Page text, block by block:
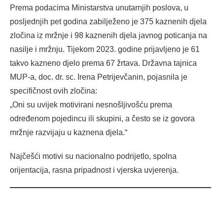
Prema podacima Ministarstva unutarnjih poslova, u
posljednjih pet godina zabilježeno je 375 kaznenih djela
zločina iz mržnje i 98 kaznenih djela javnog poticanja na
nasilje i mržnju. Tijekom 2023. godine prijavljeno je 61
takvo kazneno djelo prema 67 žrtava. Državna tajnica
MUP-a, doc. dr. sc. Irena Petrijevčanin, pojasnila je
specifičnost ovih zločina:
„Oni su uvijek motivirani nesnošljivošću prema
određenom pojedincu ili skupini, a često se iz govora
mržnje razvijaju u kaznena djela.“
Najčešći motivi su nacionalno podrijetlo, spolna
orijentacija, rasna pripadnost i vjerska uvjerenja.